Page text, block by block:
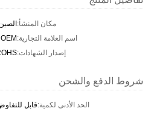
مكان المنشأ:
اسم العلامة التجارية:OEM
إصدار الشهادات:
شروط الدفع والشحن
الحد الأدنى لكمية:قابل